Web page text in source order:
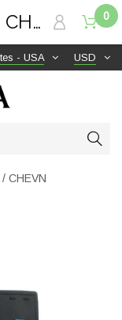
USD
- USA
0
CHEVN
Piquadro PU257P16 / CHEVN | TutITALIA